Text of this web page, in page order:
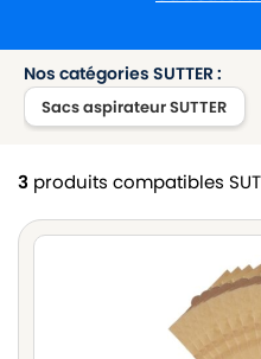
Nos catégories SUTTER :
Sacs aspirateur SUTTER
3 produits compatibles